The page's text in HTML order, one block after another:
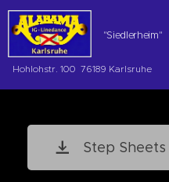
"Siedlerheim"
Hohlohstr. 100 76189 Karlsruhe
Step Sheets